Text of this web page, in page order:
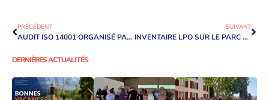
PRÉCÉDENT
AUDIT ISO 14001 ORGANISÉ PAR PALME POUR BARJANE
SUIVANT
INVENTAIRE LPO SUR LE PARC DES BRÉGUIÈRES
DERNIÈRES ACTUALITÉS